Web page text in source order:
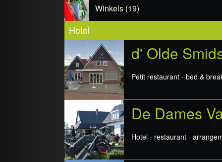
Winkels (19)
Hotel
d' Olde
Petit restaurant - bed &
De Dames
Hotel - restaurant -